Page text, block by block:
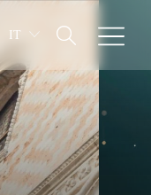
IT
Rete